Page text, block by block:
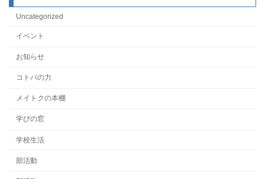
Uncategorized
イベント
お知らせ
コトバの力
メイトクの本棚
学びの窓
学校生活
部活動